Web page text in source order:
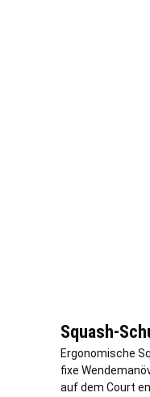
Squash-
Ergonomische
fixe
auf dem Court